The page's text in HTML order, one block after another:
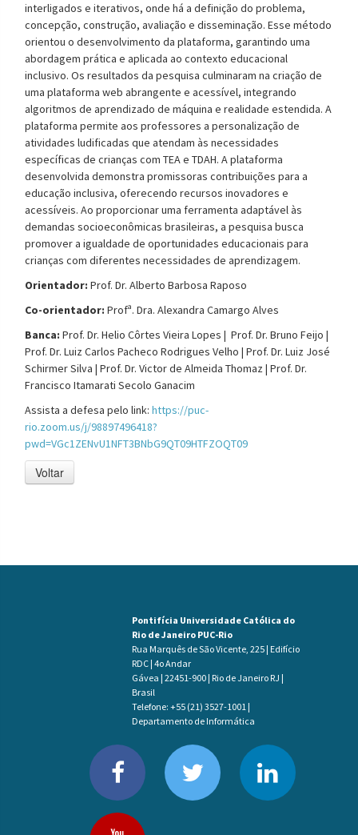
interligados e iterativos, onde há a definição do problema,
concepção, construção, avaliação e disseminação. Esse método
orientou o desenvolvimento da plataforma, garantindo uma
abordagem prática e aplicada ao contexto educacional
inclusivo. Os resultados da pesquisa culminaram na criação de
uma plataforma web abrangente e acessível, integrando
algoritmos de aprendizado de máquina e realidade estendida. A
plataforma permite aos professores a personalização de
atividades ludificadas que atendam às necessidades
específicas de crianças com TEA e TDAH. A plataforma
desenvolvida demonstra promissoras contribuições para a
educação inclusiva, oferecendo recursos inovadores e
acessíveis. Ao proporcionar uma ferramenta adaptável às
demandas socioeconômicas brasileiras, a pesquisa busca
promover a igualdade de oportunidades educacionais para
crianças com diferentes necessidades de aprendizagem.
Orientador:Prof. Dr. Alberto Barbosa Raposo
Co-orientador: Profª. Dra. Alexandra Camargo Alves
Banca:Prof. Dr. Helio Côrtes Vieira Lopes | Prof. Dr. Bruno Feijo |
Prof. Dr. Luiz Carlos Pacheco Rodrigues Velho | Prof. Dr. Luiz José
Schirmer Silva | Prof. Dr. Victor de Almeida Thomaz | Prof. Dr.
Francisco Itamarati Secolo Ganacim
Assista a defesa pelo link:https://puc-
rio.zoom.us/j/98897496418?
pwd=VGc1ZENvU1NFT3BNbG9QT09HTFZOQT09
Voltar
Pontifícia Universidade Católica do
Rio de Janeiro PUC-Rio
Rua Marquês de São Vicente, 225 | Edifício
RDC | 4o Andar
Gávea | 22451-900 | Rio de Janeiro RJ |
Brasil
Telefone: +55 (21) 3527-1001 |
Departamento de Informática